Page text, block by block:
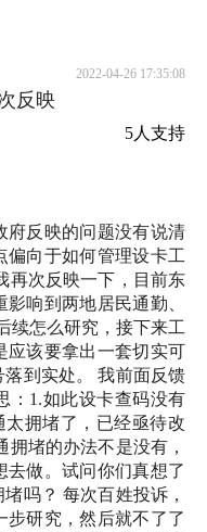
2022-04-26 17:35:08
反映
5人支持
府反映的问题没有说清
偏向于如何管理设卡工
再次反映一下，目前东
响到两地居民通勤、
续怎么研究，接下来工
应该要拿出一套切实可
到实处。 我前面反馈
：1.如此设卡查码没有
拥堵了，已经亟待改
堵的办法不是没有，
去做。试问你们真想了
吗？ 每次百姓投诉，
步研究，然后就不了了